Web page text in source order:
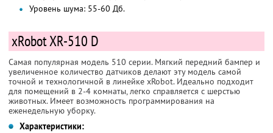
Уровень шума: 55-60 Дб.
xRobot XR-510 D
Самая популярная модель 510 серии. Мягкий передний бампер и
увеличенное количество датчиков делают эту модель самой
точной и технологичной в линейке xRobot. Идеально подходит
для помещений в 2-4 комнаты, легко справляется с шерстью
животных. Имеет возможность программирования на
еженедельную уборку.
Характеристики: